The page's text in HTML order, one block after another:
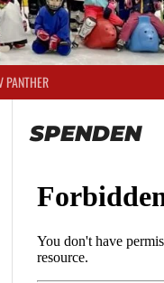
PANTHER
SPENDEN